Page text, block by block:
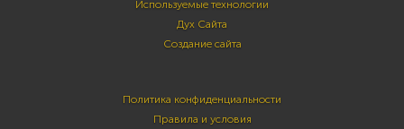
Используемые технологии
Дух Сайта
Создание сайта
Политика конфиденциальности
Правила и условия